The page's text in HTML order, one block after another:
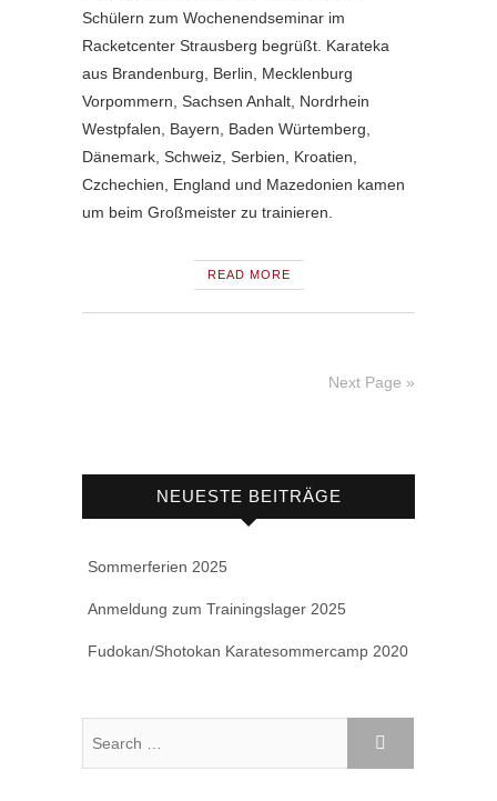
Schülern zum Wochenendseminar im
Racketcenter Strausberg begrüßt. Karateka
aus Brandenburg, Berlin, Mecklenburg
Vorpommern, Sachsen Anhalt, Nordrhein
Westpfalen, Bayern, Baden Würtemberg,
Dänemark, Schweiz, Serbien, Kroatien,
Czchechien, England und Mazedonien kamen
um beim Großmeister zu trainieren.
READ MORE
Next Page »
NEUESTE BEITRÄGE
Sommerferien 2025
Anmeldung zum Trainingslager 2025
Fudokan/Shotokan Karatesommercamp 2020